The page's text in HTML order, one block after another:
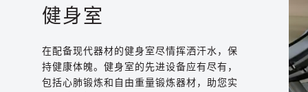
健身室
在配备现代器材的健身室尽情挥洒汗水，保
持健康体魄。健身室的先进设备应有尽有，
包括心肺锻炼和自由重量锻炼器材，助您实